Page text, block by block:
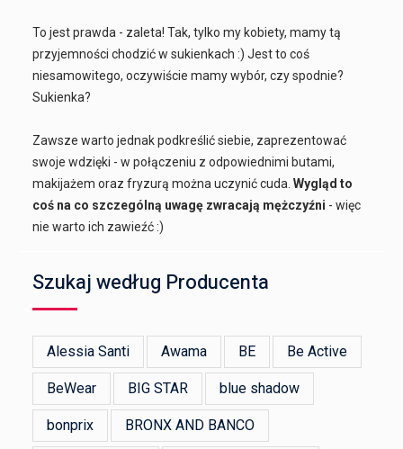
To jest prawda - zaleta! Tak, tylko my kobiety, mamy tą
przyjemności chodzić w sukienkach :) Jest to coś
niesamowitego, oczywiście mamy wybór, czy spodnie?
Sukienka?
Zawsze warto jednak podkreślić siebie, zaprezentować
swoje wdzięki - w połączeniu z odpowiednimi butami,
makijażem oraz fryzurą można uczynić cuda.Wygląd to
coś na co szczególną uwagę zwracają mężczyźni - więc
nie warto ich zawieźć :)
Szukaj według Producenta
Alessia Santi Awama BE Be Active
BeWear BIG STAR blue shadow
bonprix BRONX AND BANCO